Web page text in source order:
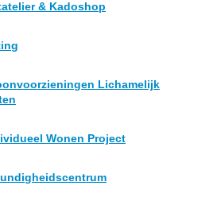
& Kadoshop
Lichamelijk
Wonen Project